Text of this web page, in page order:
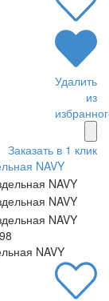
Удалить
из
Заказать в 1 клик
NAVY
NAVY